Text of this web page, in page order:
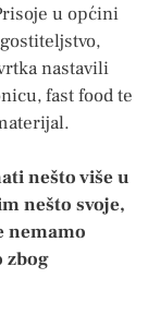
u općini
nastavili
fast food te
nešto više u
nešto svoje,
nemamo
zbog